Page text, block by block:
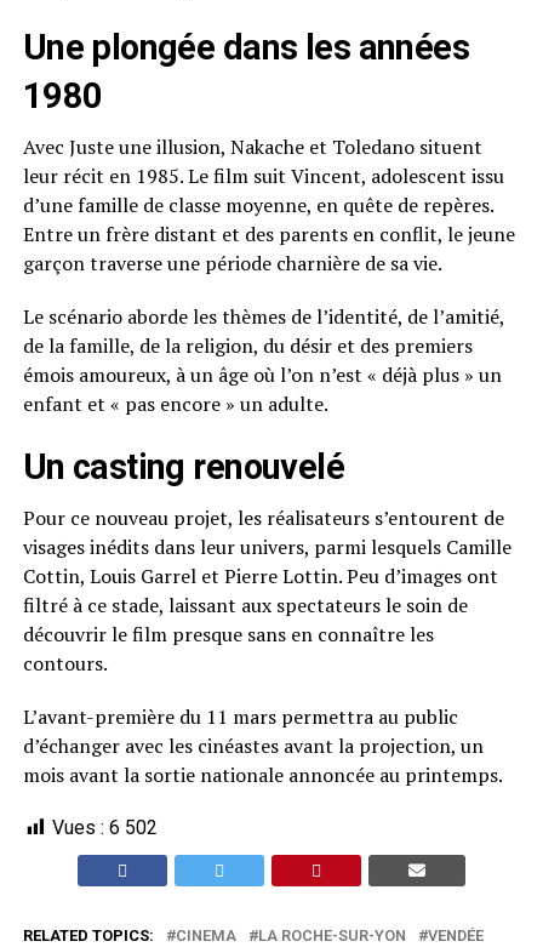
Une plongée dans les années
1980
Avec Juste une illusion, Nakache et Toledano situent
leur récit en 1985. Le film suit Vincent, adolescent issu
d’une famille de classe moyenne, en quête de repères.
Entre un frère distant et des parents en conflit, le jeune
garçon traverse une période charnière de sa vie.
Le scénario aborde les thèmes de l’identité, de l’amitié,
de la famille, de la religion, du désir et des premiers
émois amoureux, à un âge où l’on n’est « déjà plus » un
enfant et « pas encore » un adulte.
Un casting renouvelé
Pour ce nouveau projet, les réalisateurs s’entourent de
visages inédits dans leur univers, parmi lesquels Camille
Cottin, Louis Garrel et Pierre Lottin. Peu d’images ont
filtré à ce stade, laissant aux spectateurs le soin de
découvrir le film presque sans en connaître les
contours.
L’avant-première du 11 mars permettra au public
d’échanger avec les cinéastes avant la projection, un
mois avant la sortie nationale annoncée au printemps.
Vues : 6 502
RELATED TOPICS: CINEMA LA ROCHE-SUR-YON VENDÉE